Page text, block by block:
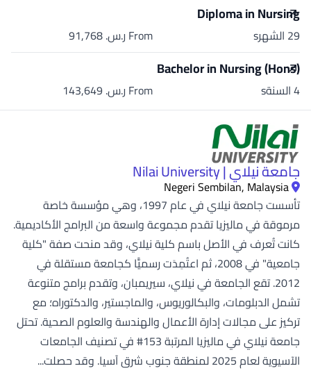
Diploma in Nursing
29 الشهرs From ر.س.‏ 91,768
Bachelor in Nursing (Hons)
4 السنةs From ر.س.‏ 143,649
جامعة نيلاي | Nilai University
Negeri Sembilan, Malaysia
تأسست جامعة نيلاي في عام 1997، وهي مؤسسة خاصة
مرموقة في ماليزيا تقدم مجموعة واسعة من البرامج الأكاديمية.
كانت تُعرف في الأصل باسم كلية نيلاي، وقد منحت صفة "كلية
جامعية" في 2008، ثم اعتُمِدَت رسميًّا كجامعة مستقلة في
2012. تقع الجامعة في نيلاي، سيريمبان، وتقدم برامج متنوعة
تشمل الدبلومات، والبكالوريوس، والماجستير، والدكتوراه؛ مع
تركيز على مجالات إدارة الأعمال والهندسة والعلوم الصحية. تحتل
جامعة نيلاي في ماليزيا المرتبة 153# في تصنيف الجامعات
الآسيوية لعام 2025 لمنطقة جنوب شرق آسيا. وقد حصلت...